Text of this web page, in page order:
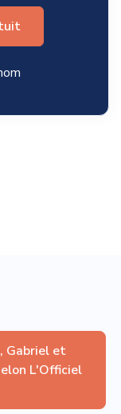
Gabriel et
L'Officiel